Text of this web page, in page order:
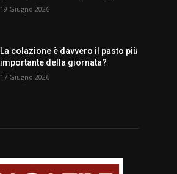
19 Giugno 2026
La colazione è davvero il pasto più
importante della giornata?
17 Giugno 2026